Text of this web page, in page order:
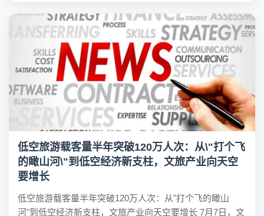
低空旅游载客量半年突破120万人次：从\"打个飞
的瞰山河\"到低空经济新支柱，文旅产业向天空
要增长
低空旅游载客量半年突破120万人次：从"打个飞的瞰山
河"到低空经济新支柱，文旅产业向天空要增长 7月7日，文